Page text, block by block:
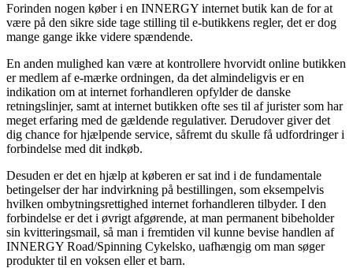
Forinden nogen køber i en INNERGY internet butik kan de for at
være på den sikre side tage stilling til e-butikkens regler, det er dog
mange gange ikke videre spændende.
En anden mulighed kan være at kontrollere hvorvidt online butikken
er medlem af e-mærke ordningen, da det almindeligvis er en
indikation om at internet forhandleren opfylder de danske
retningslinjer, samt at internet butikken ofte ses til af jurister som har
meget erfaring med de gældende regulativer. Derudover giver det
dig chance for hjælpende service, såfremt du skulle få udfordringer i
forbindelse med dit indkøb.
Desuden er det en hjælp at køberen er sat ind i de fundamentale
betingelser der har indvirkning på bestillingen, som eksempelvis
hvilken ombytningsrettighed internet forhandleren tilbyder. I den
forbindelse er det i øvrigt afgørende, at man permanent bibeholder
sin kvitteringsmail, så man i fremtiden vil kunne bevise handlen af
INNERGY Road/Spinning Cykelsko, uafhængig om man søger
produkter til en voksen eller et barn.